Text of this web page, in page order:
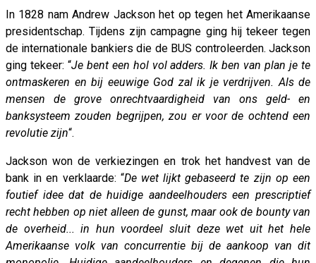
In 1828 nam Andrew Jackson het op tegen het Amerikaanse
presidentschap. Tijdens zijn campagne ging hij tekeer tegen
de internationale bankiers die de BUS controleerden. Jackson
ging tekeer: “Je bent een hol vol adders. Ik ben van plan je te
ontmaskeren en bij eeuwige God zal ik je verdrijven. Als de
mensen de grove onrechtvaardigheid van ons geld- en
banksysteem zouden begrijpen, zou er voor de ochtend een
revolutie zijn“.
Jackson won de verkiezingen en trok het handvest van de
bank in en verklaarde: “De wet lijkt gebaseerd te zijn op een
foutief idee dat de huidige aandeelhouders een prescriptief
recht hebben op niet alleen de gunst, maar ook de bounty van
de overheid... in hun voordeel sluit deze wet uit het hele
Amerikaanse volk van concurrentie bij de aankoop van dit